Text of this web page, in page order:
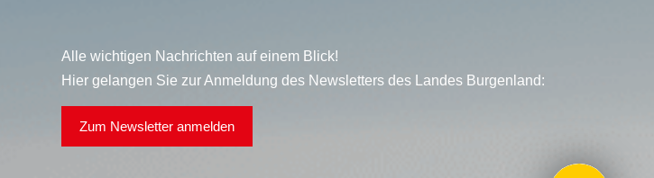
Alle wichtigen Nachrichten auf einem Blick!
Hier gelangen Sie zur Anmeldung des Newsletters des Landes Burgenland:
Zum Newsletter anmelden